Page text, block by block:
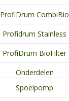
ProfiDrum CombiBio
Profidrum Stainless
ProfiDrum BioFilter
Onderdelen
Spoelpomp